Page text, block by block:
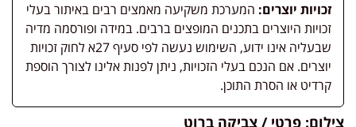
זכויות יוצרים: המערכת משקיעה מאמצים רבים באיתור בעלי
זכויות היוצרים בתכנים המופצים ברבים. במידה ופורסמה מדיה
שבעליה אינו ידוע, השימוש נעשה לפי סעיף 27א לחוק זכויות
יוצרים. אם הנכם בעלי הזכויות, ניתן לפנות אלינו לצורך הוספת
קרדיט או הסרת התוכן.
צילום: פרטי / צביקה ברוט